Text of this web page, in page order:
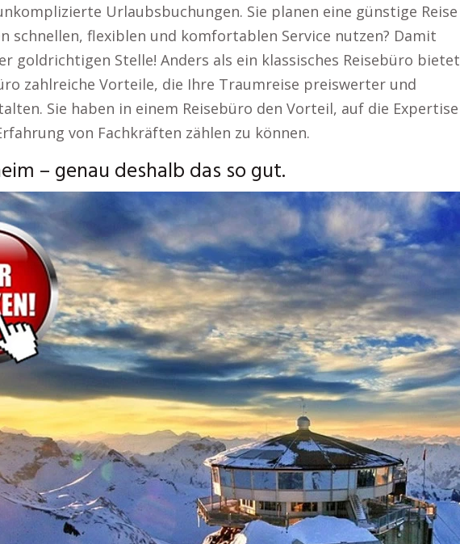
Urlaubsbuchungen. Sie planen eine günstige Reise
schnellen, flexiblen und komfortablen Service nutzen? Damit
goldrichtigen Stelle! Anders als ein klassisches Reisebüro bietet
zahlreiche Vorteile, die Ihre Traumreise preiswerter und
Sie haben in einem Reisebüro den Vorteil, auf die Expertise
von Fachkräften zählen zu können.
– genau deshalb das so gut.